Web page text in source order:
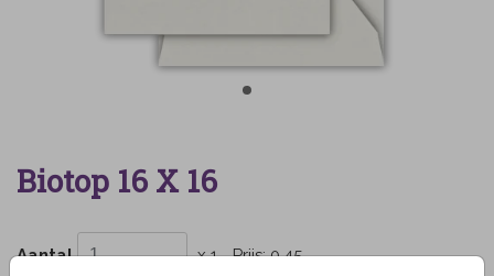
Biotop 16 X 16
Aantal x 1 Prijs:0,45